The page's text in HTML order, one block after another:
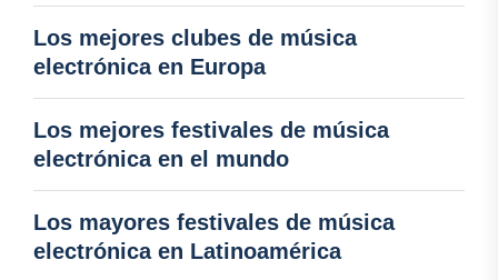
Los mejores clubes de música
electrónica en Europa
Los mejores festivales de música
electrónica en el mundo
Los mayores festivales de música
electrónica en Latinoamérica